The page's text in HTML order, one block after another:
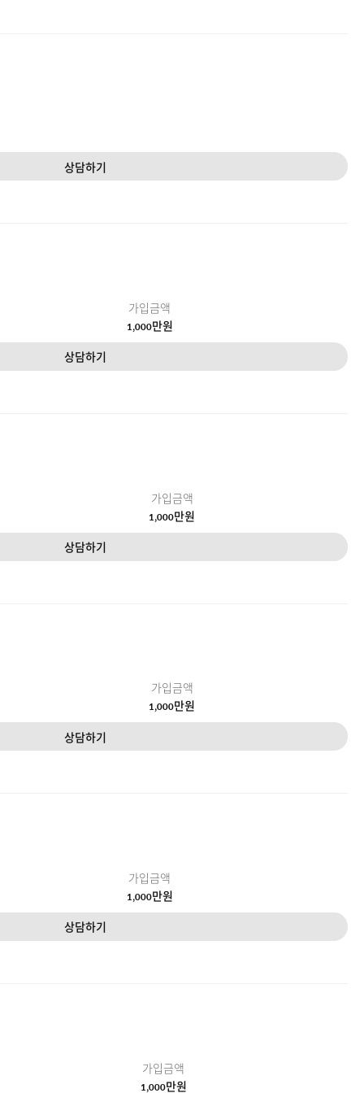
상담하기
가입금액
1,000만원
상담하기
가입금액
1,000만원
상담하기
가입금액
1,000만원
상담하기
가입금액
1,000만원
상담하기
가입금액
1,000만원